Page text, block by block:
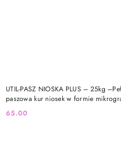
UTIL-PASZ NIOSKA PLUS – 25kg
paszowa kur niosek w formie
Cena:
65.00